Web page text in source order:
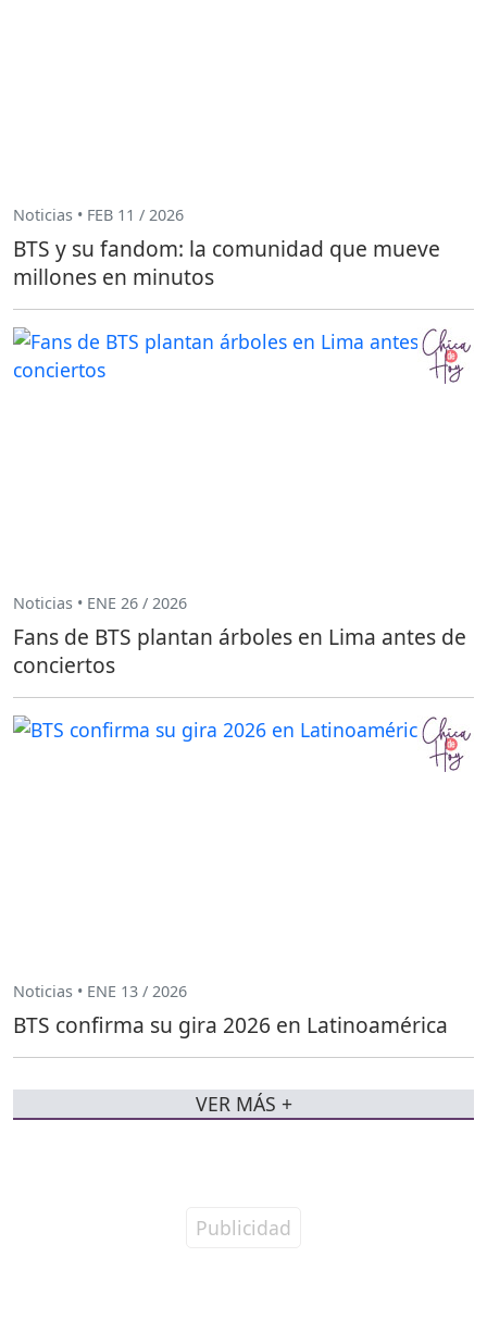
Noticias • FEB 11 / 2026
BTS y su fandom: la comunidad que mueve
millones en minutos
Noticias • ENE 26 / 2026
Fans de BTS plantan árboles en Lima antes de
conciertos
Noticias • ENE 13 / 2026
BTS confirma su gira 2026 en Latinoamérica
VER MÁS +